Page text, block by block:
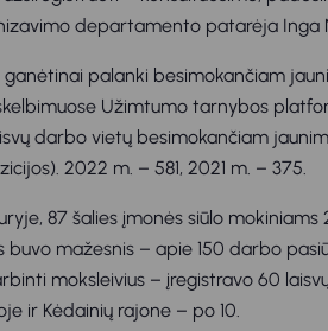
departamento patarėja Inga
palanki besimokančiam
Užimtumo tarnybos
darbo vietų besimokančiam
2022 m. – 581, 2021 m. – 375.
87 šalies įmonės siūlo mokiniams
buvo mažesnis – apie 150 darbo
moksleivius – įregistravo 60
ir Kėdainių rajone – po 10.